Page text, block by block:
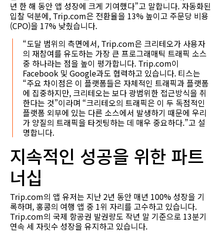
년 한 해 동안 앱 성장에 크게 기여했다”고 말합니다. 자동화된
입찰 덕분에, Trip.com은 전환율을 13% 높이고 주문당 비용
(CPO)을 17% 낮췄습니다.
“도달 범위의 측면에서, Trip.com은 크리테오가 사용자
의 재참여를 유도하는 가장 큰 프로그래매틱 트래픽 소스
중 하나라는 점을 높이 평가합니다. Trip.com이
Facebook 및 Google과도 협력하고 있습니다. 티스는
“주요 차이점은 이 플랫폼들은 자체적인 트래픽과 플랫폼
에 집중하지만, 크리테오는 보다 광범위한 접근방식을 취
한다는 것”이라며 “크리테오의 트래픽은 이 두 독점적인
플랫폼 외부에 있는 다른 소스에서 발생하기 때문에 우리
가 양질의 트래픽을 타겟팅하는 데 매우 중요하다.”고 설
명합니다.
지속적인 성공을 위한 파트
너십
Trip.com의 앱 유저는 지난 2년 동안 매년 100% 성장을 기
록하며, 홍콩의 여행 앱 중 1위 자리를 고수하고 있습니다.
Trip.com의 국제 항공권 발권량도 작년 말 기준으로 13분기
연속 세 자릿수 성장을 유지하고 있습니다.